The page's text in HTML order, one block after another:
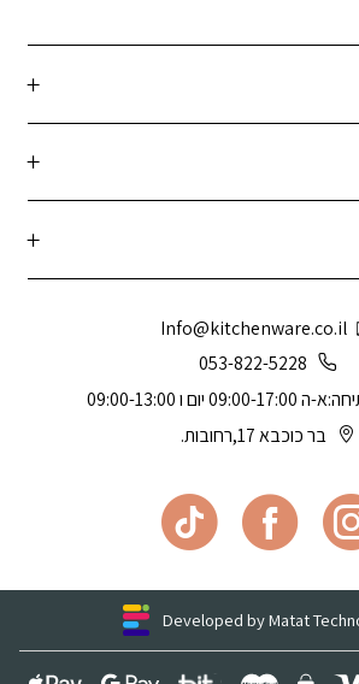
Info@kitchenware.co.il
053-822-5228
יום ו 09:00-13:00
בר כוכבא 17,רחובות.
Developed by Matat